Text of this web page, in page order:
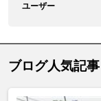
ユーザー
ブログ人気記事